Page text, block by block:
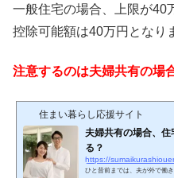
一般住宅の場合、上限が40
控除可能額は40万円となり
注意するのは夫婦共有の場
住まい暮らし応援サイト
夫婦共有の場合、
る？
https://
ひと昔前までは、夫が外で働